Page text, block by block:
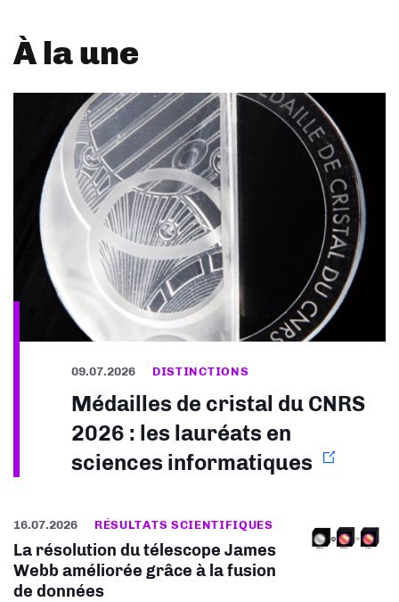
À la une
09.07.2026 DISTINCTIONS
Médailles de cristal du CNRS
2026 : les lauréats en
sciences informatiques
16.07.2026 RÉSULTATS SCIENTIFIQUES
La résolution du télescope James
Webb améliorée grâce à la fusion
de données